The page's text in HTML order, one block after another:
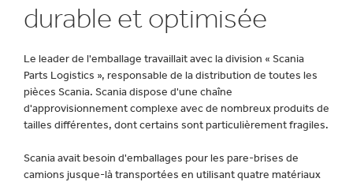
durable et optimisée
Le leader de l'emballage travaillait avec la division « Scania
Parts Logistics », responsable de la distribution de toutes les
pièces Scania. Scania dispose d'une chaîne
d'approvisionnement complexe avec de nombreux produits de
tailles différentes, dont certains sont particulièrement fragiles.
Scania avait besoin d'emballages pour les pare-brises de
camions jusque-là transportées en utilisant quatre matériaux